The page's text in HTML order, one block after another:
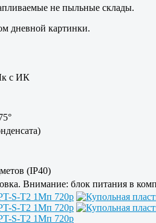
не пыльные склады.
дневной картинки.
с ИК
(IP40)
Внимание: блок питания в